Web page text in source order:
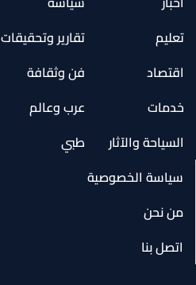
تعليم
تقارير وتحقيقات
اقتصاد
فن وثقافة
خدمات
عرب وعالم
السياحة والآثار
طبي
سياسة الخصوصية
من نحن
اتصل بنا